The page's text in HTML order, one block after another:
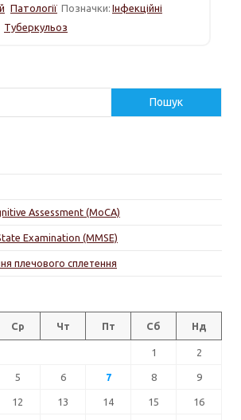
Патології Позначки: Інфекційні
Туберкульоз
Пошук
Assessment (MoCA)
Examination (MMSE)
плечового сплетення
Ср Чт Пт Сб Нд
1 2
5 6 7 8 9
12 13 14 15 16